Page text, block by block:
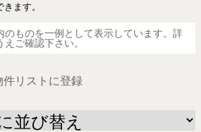
ます。
のものを一例として表示しています。詳
ご確認下さい。
件リストに登録